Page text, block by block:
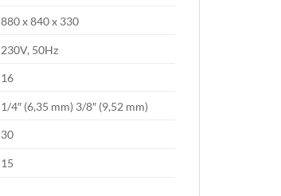
880 x 840 x 330
230V, 50Hz
16
1/4″ (6,35 mm) 3/8″ (9,52 mm)
30
15